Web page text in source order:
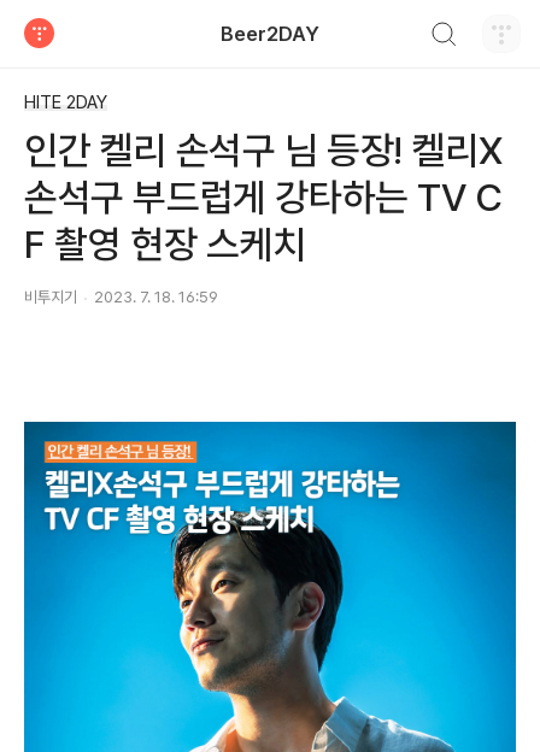
Beer2DAY
HITE 2DAY
인간 켈리 손석구 님 등장! 켈리X
손석구 부드럽게 강타하는 TV C
F 촬영 현장 스케치
비투지기 2023. 7. 18. 16:59